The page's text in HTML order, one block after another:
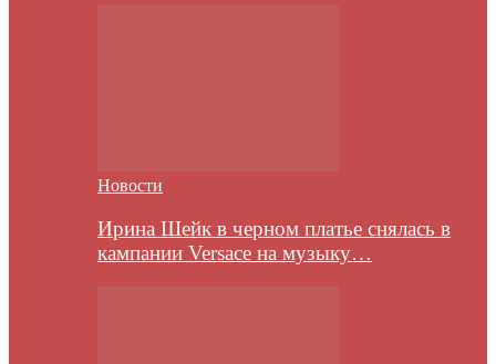
Новости
Ирина Шейк в черном платье снялась в
кампании Versace на музыку…